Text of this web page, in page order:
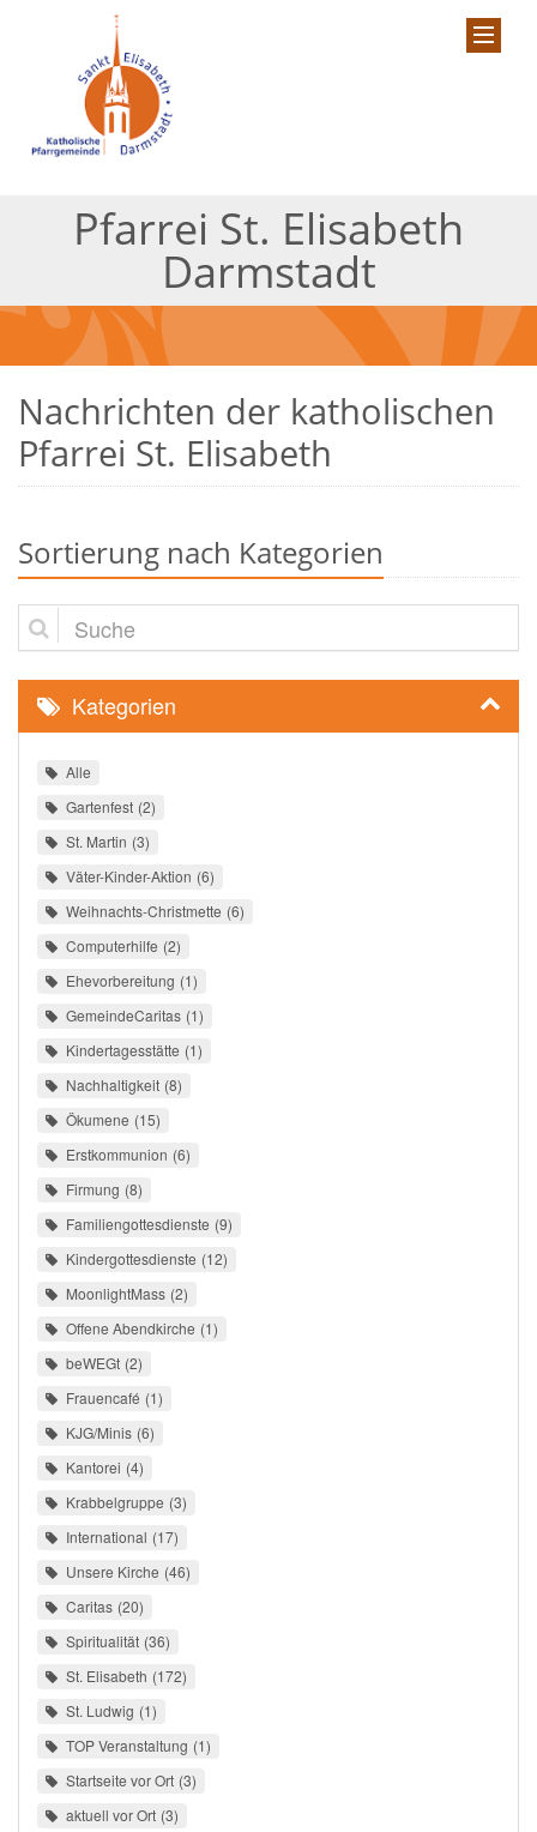
Pfarrei St. Elisabeth
Darmstadt
Nachrichten der katholischen
Pfarrei St. Elisabeth
Sortierung nach Kategorien
Suche
Kategorien
Alle
Gartenfest 2
St. Martin 3
Väter-Kinder-Aktion 6
Weihnachts-Christmette 6
Computerhilfe 2
Ehevorbereitung 1
GemeindeCaritas 1
Kindertagesstätte 1
Nachhaltigkeit 8
Ökumene 15
Erstkommunion 6
Firmung 8
Familiengottesdienste 9
Kindergottesdienste 12
MoonlightMass 2
Offene Abendkirche 1
beWEGt 2
Frauencafé 1
KJG/Minis 6
Kantorei 4
Krabbelgruppe 3
International 17
Unsere Kirche 46
Caritas 20
Spiritualität 36
St. Elisabeth 172
St. Ludwig 1
TOP Veranstaltung 1
Startseite vor Ort 3
aktuell vor Ort 3